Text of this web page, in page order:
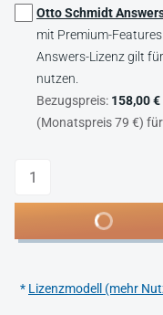
Otto Schmidt
mit Premium-
Answers-Lizenz gilt
nutzen.
Bezugspreis: 158,00 €
(Monatspreis 79 €)
Anzahl
In den
* Lizenzmodell (mehr